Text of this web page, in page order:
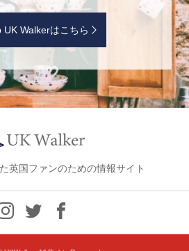
UK Walkerはこちら
英国ファンのための情報サイト